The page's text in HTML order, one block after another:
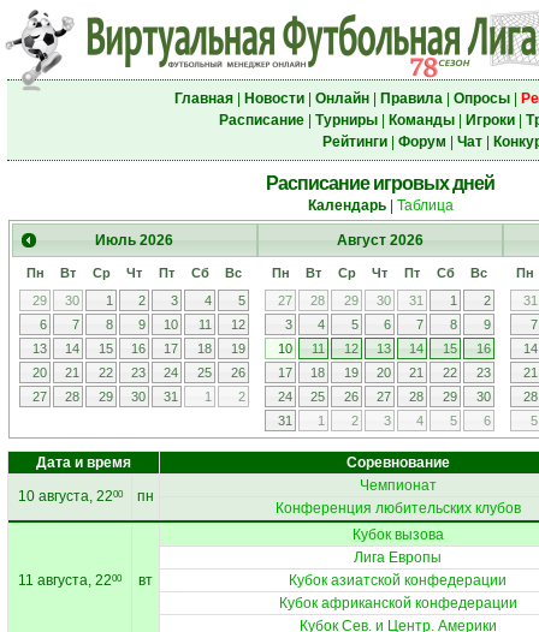
Главная| Новости| Онлайн| Правила| Опросы|
Расписание| Турниры| Команды| Игроки|
Рейтинги| Форум Чат|
Расписание игровых дней
Календарь| Таблица
Июль 2026
Пн Вт Ср Чт Пт Сб
Вс
29
30 1 2 3 4
5
6
7 8 9 10 11
12
13
14 15 16 17 18
19
20
21 22 23 24 25
26
27
28 29 30 31 1 2
Август 2026
Пн Вт Ср Чт Пт Сб
Вс
27
28 29 30 31 1
2
3
4 5 6 7 8
9
10
11 12 13 14 15
16
17
18 19 20 21 22
23
24
25 26 27 28 29
30
31
1 2 3 4 5 6
Пн
31
7
14
21
28
5
Дата и время
Соревнование
10 августа, 2200 пн
Чемпионат
Конференция любительских клубов
11 августа, 2200 вт
Кубок вызова
Лига Европы
Кубок азиатской конфедерации
Кубок африканской конфедерации
Кубок Сев. и Центр. Америки